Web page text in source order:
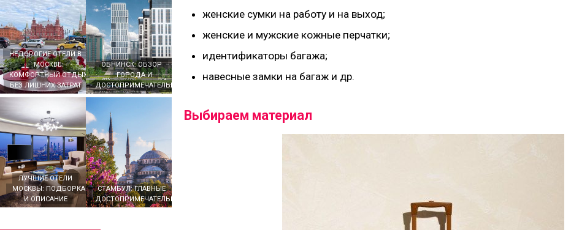
НЕДОРОГИЕ ОТЕЛИ В
МОСКВЕ:
КОМФОРТНЫЙ ОТДЫХ
БЕЗ ЛИШНИХ ЗАТРАТ
ОБНИНСК: ОБЗОР
ГОРОДА И
ДОСТОПРИМЕЧАТЕЛЬНОСТЕЙ
ЛУЧШИЕ ОТЕЛИ
МОСКВЫ: ПОДБОРКА
И ОПИСАНИЕ
СТАМБУЛ: ГЛАВНЫЕ
ДОСТОПРИМЕЧАТЕЛЬНОСТИ
женские сумки на работу и на выход;
женские и мужские кожные перчатки;
идентификаторы багажа;
навесные замки на багаж и др.
Выбираем материал